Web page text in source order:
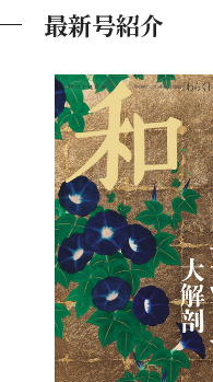
最新号紹介